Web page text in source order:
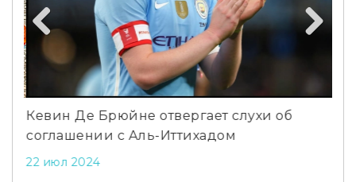
Кевин Де Брюйне отвергает слухи об
соглашении с Аль-Иттихадом
22 июл 2024
Previous